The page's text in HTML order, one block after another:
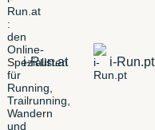
i-Run.at i-Run.pt